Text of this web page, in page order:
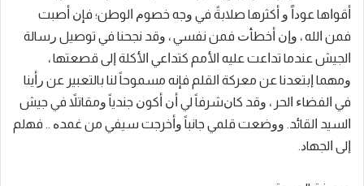
ﺃﻗﻮﺍﻫﺎ ﻋﻮﺩﺍً ﻭ ﺃﻛﺜﺮﻫﺎ ﺻﻼﺑﺔً ﻓﻲ ﻭﺟﻪ ﺧﺼﻮﻡ ﺍﻟﻮﻃﻦ؛ ﻓﺈﻥ ﺃﺻﺒﺖ
ﻓﻤﻦ ﺍﻟﻠﻪ ، ﻭﺇﻥ ﺃﺧﻄﺄﺕ ﻓﻤﻦ ﻧﻔﺴﻲ ، ﻭﻗﺪ ﻧﺠﺤﻨﺎ ﻓﻲ ﺗﻮﺻﻴﻞ ﺭﺳﺎﻟﺔ
ﺍﻟﺠﻴﺶ ﻋﻨﺪﻣﺎ ﺗﺪﺍﻋﺖ ﻋﻠﻴﻪ ﺍﻷﻣﻢ ﻛﺘﺪﺍﻋﻲ ﺍﻷﻛﻠﺔ ﺇﻟﻰ ﻗﺼﻌﺘﻬﺎ ،
ﻭﻣﻬﻤﺎ ﺇﺑﺘﻌﺪﻧﺎ ﻋﻦ ﻣﻌﺮﻛﺔ ﺍﻟﻘﻠﻢ ﻓﺈﻧﻪ ﻣﺴﻤﻮﺣﺎً ﻟﻨﺎ ﺑﺎﻟﺘﻌﺒﻴﺮ ﻋﻦ ﺭﺃﻳﻨﺎ
ﻓﻲ ﺍﻟﻔﻀﺎﺀ ﺍﻟﺤﺮ ، ﻭﻗﺪ ﻛﺎﻥﺷﺮﻓﺎً ﻟﻲ ﺃﻥ ﺃﻛﻮﻥ ﺟﻨﺪﻳﺎً ﻭﻣﻘﺎﺗﻼً ﻓﻲ ﺟﻴﺶ
ﺍﻟﺴﻴﺪ ﺍﻟﻘﺎﺋﺪ. ﻭﻭﺿﻌﺖ ﻗﻠﻤﻲ ﺟﺎﻧﺒﺎً ﻭﺃﺧﺮﺟﺖ ﺳﻴﻔﻲ ﻣﻦ ﻏﻤﺪﻩ .. ﻓﻬلم
ﺇﻟﻰ ﺍﻟﺠﻬﺎﺩ.